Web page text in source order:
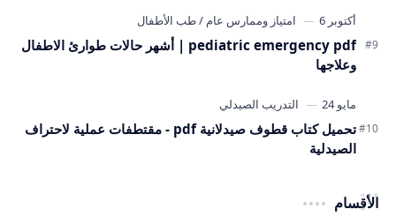
pediatric emergency pdf | أشهر حالات طوارئ الاطفال
وعلاجها
تحميل كتاب قطوف صيدلانية pdf - مقتطفات عملية لاحتراف
الصيدلية
الأقسام